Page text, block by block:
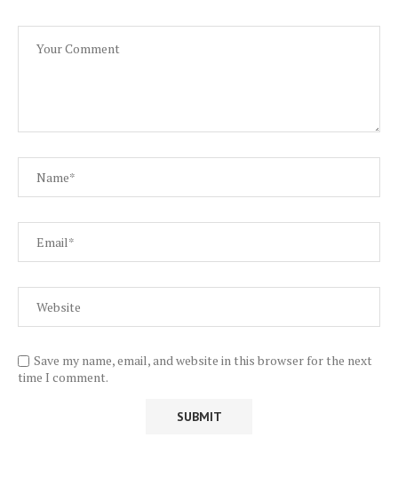
Save my name, email, and website in this browser for the next
time I comment.